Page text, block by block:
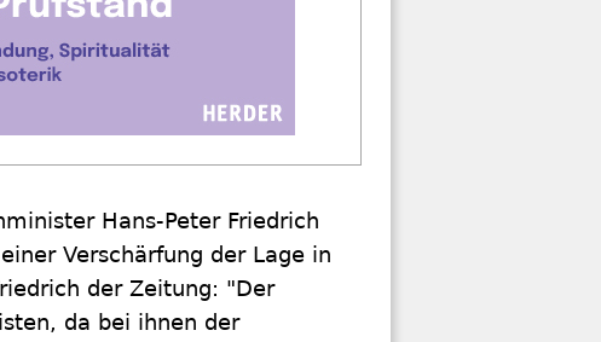
Hans-Peter Friedrich
Verschärfung der Lage in
der Zeitung: "Der
da bei ihnen der